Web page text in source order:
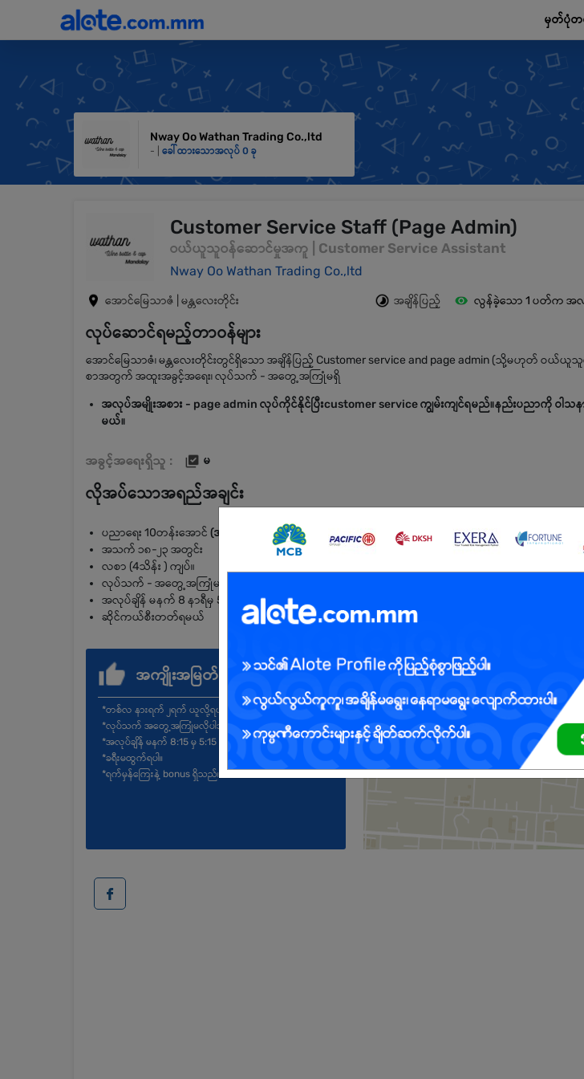
မှတ်ပုံတ
Nway Oo Wathan Trading Co.,ltd
- | ခေါ်ထားသောအလုပ် 0 ခု
Customer Service Staff (Page Admin)
ဝယ်ယူသူဝန်ဆောင်မှုအကူ | Customer Service Assistant
Nway Oo Wathan Trading Co.,ltd
အောင်မြေသာဇံ | မန္တလေးတိုင်း အချိန်ပြည့် လွန်ခဲ့သော 1 ပတ်က အ
လုပ်ဆောင်ရမည့်တာဝန်များ
အောင်မြေသာဇံ၊ မန္တလေးတိုင်းတွင်ရှိသော အချိန်ပြည့် Customer service and page admin (သို့မဟုတ် ဝယ်
စာအတွက် အထူးအခွင့်အရေး၊ လုပ်သက် - အတွေ့အကြုံမရှိ
အလုပ်အမျိုးအစား - page admin လုပ်ကိုင်နိုင်ပြီးcustomer service ကျွမ်းကျင်ရမည်။နည်းပညာကို ဝါသနာ
မယ်။
အခွင့်အရေးရှိသူ : မ
လိုအပ်သောအရည်အချင်း
ပညာရေး 10တန်းအောင် (အမျိုးသမီးသီးသန့်လျှောက်ထားပေးပါရန်)
အသက် ၁၈-၂၃ အတွင်း
လစာ (4သိန်း ) ကျပ်။
လုပ်သက် - အတွေ့အကြုံမလို
အလုပ်ချိန် မနက် 8 နာရီမှ 5နာရီထိ လုပ်ရန်
ဆိုင်ကယ်စီးတတ်ရမယ်
အကျိုးအမြတ်
*တစ်လ နားရက် ၂ရက် ယူလို့ရပါတယ်။
*လုပ်သက် အတွေ့အကြုံမလိုပါဘူး။
*အလုပ်ချိန် မနက် 8:15 မှ 5:15 အထိ။
*ခရီးမထွက်ရပါ။
*ရက်မှန်ကြေးနဲ့ bonus ရှိသည်။